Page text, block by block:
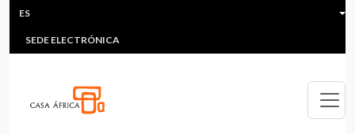
Pasar al contenido principal
HEADER MENU
MULTIMEDIA
SEDE ELECTRÓNICA
ES